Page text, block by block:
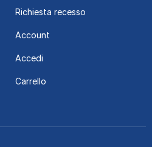
Richiesta recesso
Account
Accedi
Carrello